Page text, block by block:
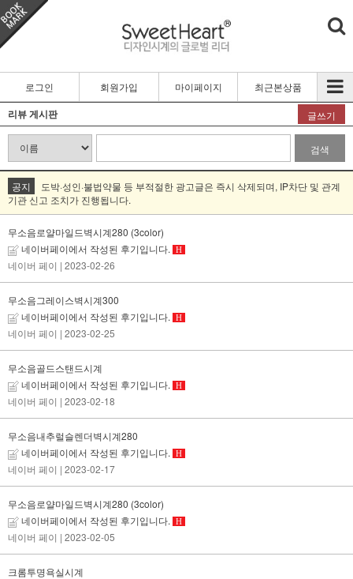
로그인 회원가입 마이페이지 최근본상품
리뷰 게시판 글쓰기
검색
공지
도박·성인·불법약물 등 부적절한 광고글은 즉시 삭제되며, IP차단 및 관계
기관 신고 조치가 진행됩니다.
무소음로얄마일드벽시계280 (3color)
네이버페이에서 작성된 후기입니다.
H
네이버 페이 | 2023-02-26
무소음그레이스벽시계300
네이버페이에서 작성된 후기입니다.
H
네이버 페이 | 2023-02-25
무소음골드스탠드시계
네이버페이에서 작성된 후기입니다.
H
네이버 페이 | 2023-02-18
무소음내추럴슬렌더벽시계280
네이버페이에서 작성된 후기입니다.
H
네이버 페이 | 2023-02-17
무소음로얄마일드벽시계280 (3color)
네이버페이에서 작성된 후기입니다.
H
네이버 페이 | 2023-02-05
크롬투명욕실시계